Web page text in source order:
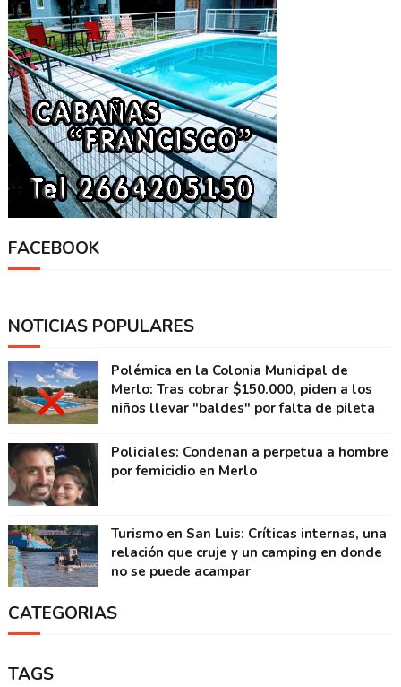
FACEBOOK
NOTICIAS POPULARES
Polémica en la Colonia Municipal de
Merlo: Tras cobrar $150.000, piden a los
niños llevar "baldes" por falta de pileta
Policiales: Condenan a perpetua a hombre
por femicidio en Merlo
Turismo en San Luis: Críticas internas, una
relación que cruje y un camping en donde
no se puede acampar
CATEGORIAS
TAGS